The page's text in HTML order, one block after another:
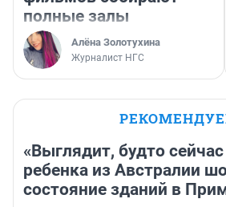
полные залы
Алёна Золотухина
Журналист НГС
«Выглядит, будто
ребенка из Австралии
состояние зданий в